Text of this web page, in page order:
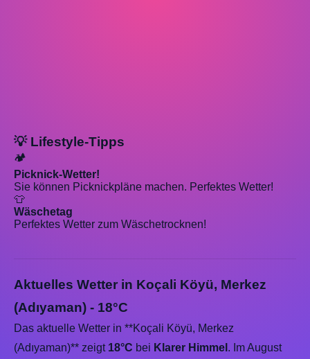
💡 Lifestyle-Tipps
🏕️
Picknick-Wetter!
Sie können Picknickpläne machen. Perfektes Wetter!
👕
Wäschetag
Perfektes Wetter zum Wäschetrocknen!
Aktuelles Wetter in Koçali Köyü, Merkez
(Adıyaman) - 18°C
Das aktuelle Wetter in **Koçali Köyü, Merkez
(Adıyaman)** zeigt 18°C bei Klarer Himmel . Im August